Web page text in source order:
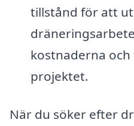
tillstånd för att
kostnaderna
projektet.
När du söker efter